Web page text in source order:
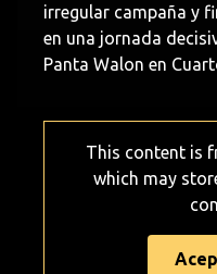
irregular campaña y
en una jornada
Panta Walon en
This content is
which may